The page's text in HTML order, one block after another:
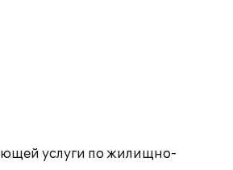
услуги по жилищно-